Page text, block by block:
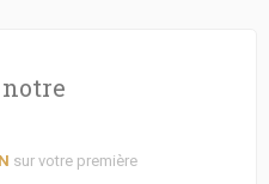
sur votre première